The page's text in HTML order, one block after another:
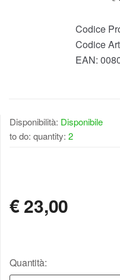
Codice
Codice
EAN:
Disponibilità: Disponibile
to do: quantity: 2
€23,00
Quantità: